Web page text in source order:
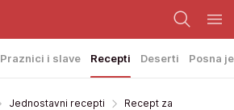
Praznici i slave Recepti Deserti Posna
Jednostavni recepti
Recept za